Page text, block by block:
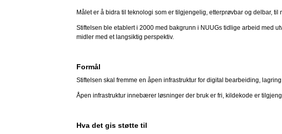
Målet er å bidra til teknologi som er tilgjengelig, etterprøvbar og delbar, til
Stiftelsen ble etablert i 2000 med bakgrunn i NUUGs tidlige arbeid med
midler med et langsiktig perspektiv.
Formål
Stiftelsen skal fremme en åpen infrastruktur for digital bearbeiding,
Åpen infrastruktur innebærer løsninger der bruk er fri, kildekode er
Hva det gis støtte til